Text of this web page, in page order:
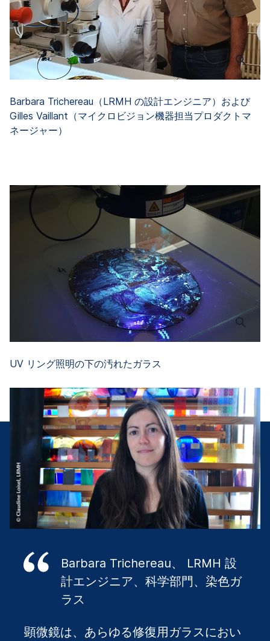
Barbara Trichereau（LRMH の設計エンジニア）および
Gilles Vaillant（マイクロビジョン機器担当プロダクトマ
ネージャー）
UV リング照明の下の汚れたガラス
Barbara Trichereau、 LRMH 設
計エンジニア、科学部門、染色ガ
ラス
顕微鏡は、あらゆる修復用ガラスにおい